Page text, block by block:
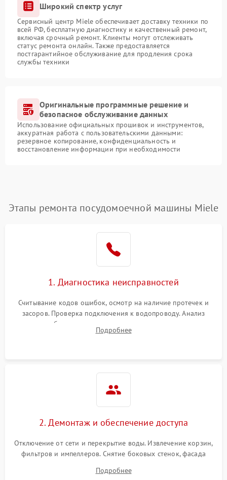
Широкий спектр услуг
Сервисный центр Miele обеспечивает доставку техники по
всей РФ, бесплатную диагностику и качественный ремонт,
включая срочный ремонт. Клиенты могут отслеживать
статус ремонта онлайн. Также предоставляется
постгарантийное обслуживание для продления срока
службы техники
Оригинальные программные решение и
безопасное обслуживание данных
Использование официальных прошивок и инструментов,
аккуратная работа с пользовательскими данными:
резервное копирование, конфиденциальность и
восстановление информации при необходимости
Этапы ремонта посудомоечной машины Miele
1. Диагностика неисправностей
Считывание кодов ошибок, осмотр на наличие протечек и
засоров. Проверка подключения к водопроводу. Анализ
жалоб на отсутствие слива, нагрева, вращения
разбрызгивателей или срабатывание системы защиты
Подробнее
2. Демонтаж и обеспечение доступа
Отключение от сети и перекрытие воды. Извлечение корзин,
фильтров и импеллеров. Снятие боковых стенок, фасада
циркуляционному насосу, ТЭНу и сливной помпе.
Подробнее